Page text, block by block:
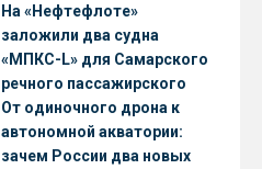
скоростных судов и судов с
малой осадкой
На «Нефтефлоте»
заложили два судна
«МПКС-L» для Самарского
речного пассажирского
предприятия
От одиночного дрона к
автономной акватории:
зачем России два новых